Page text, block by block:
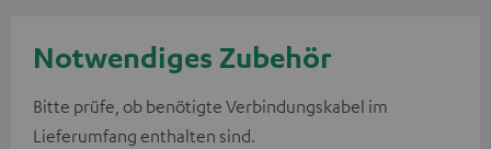
Notwendiges Zubehör
Bitte prüfe, ob benötigte Verbindungskabel im
Lieferumfang enthalten sind.